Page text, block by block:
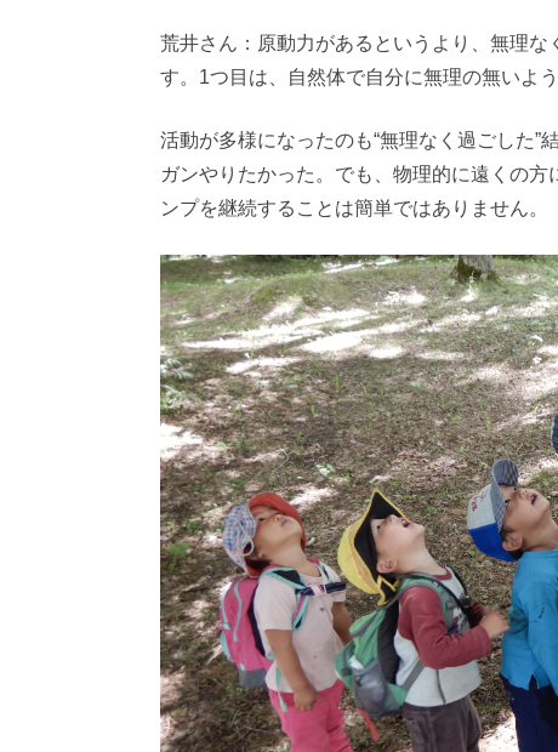
荒井さん：原動力があるというより、無理
す。1つ目は、自然体で自分に無理の無いよ
活動が多様になったのも“無理なく過ごした
ガンやりたかった。でも、物理的に遠くの
ンプを継続することは簡単ではありません。